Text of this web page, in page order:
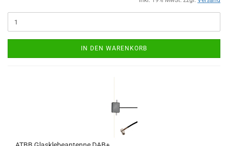
IN DEN WARENKORB